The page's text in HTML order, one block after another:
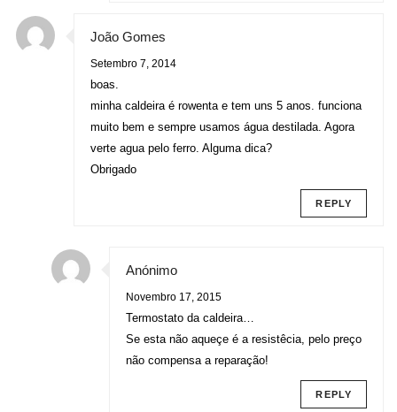
João Gomes
Setembro 7, 2014
boas.
minha caldeira é rowenta e tem uns 5 anos. funciona
muito bem e sempre usamos água destilada. Agora
verte agua pelo ferro. Alguma dica?
Obrigado
REPLY
Anónimo
Novembro 17, 2015
Termostato da caldeira…
Se esta não aqueçe é a resistêcia, pelo preço
não compensa a reparação!
REPLY